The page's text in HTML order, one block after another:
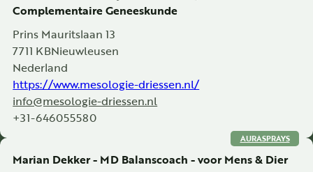
Complementaire Geneeskunde
Prins Mauritslaan 13
7711 KBNieuwleusen
Nederland
https://www.mesologie-driessen.nl/
info@mesologie-driessen.nl
+31-646055580
Marian Dekker - MD Balanscoach - voor Mens & Dier
AURASPRAYS